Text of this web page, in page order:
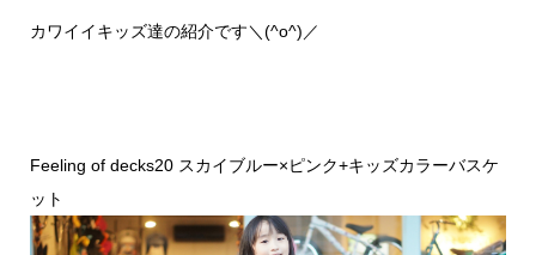
カワイイキッズ達の紹介です＼(^o^)／
Feeling of decks20 スカイブルー×ピンク+キッズカラーバスケ
ット